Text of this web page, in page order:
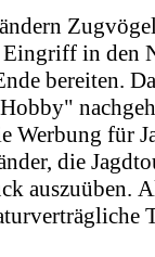
in den
bereiten.
Werbung für
die
auszuüben.